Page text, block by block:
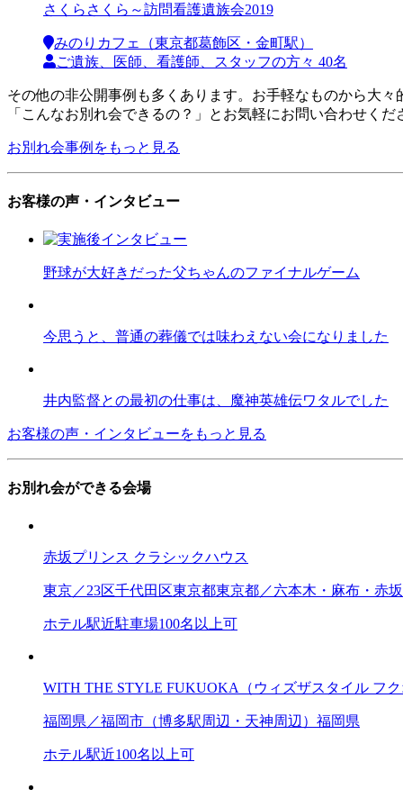
さくらさくら～訪問看護遺族会2019
みのりカフェ（東京都葛飾区・金町駅）
ご遺族、医師、看護師、スタッフの方々 40名
その他の非公開事例も多くあります。お手軽なものから大々
「こんなお別れ会できるの？」とお気軽にお問い合わせくだ
お別れ会事例をもっと見る
お客様の声・インタビュー
野球が大好きだった父ちゃんのファイナルゲーム
今思うと、普通の葬儀では味わえない会になりました
井内監督との最初の仕事は、魔神英雄伝ワタルでした
お客様の声・インタビューをもっと見る
お別れ会ができる会場
赤坂プリンス クラシックハウス
東京／23区千代田区東京都東京都／六本木・麻布・赤
ホテル駅近駐車場100名以上可
WITH THE STYLE FUKUOKA（ウィズザスタイル フク
福岡県／福岡市（博多駅周辺・天神周辺） 福岡県
ホテル駅近100名以上可